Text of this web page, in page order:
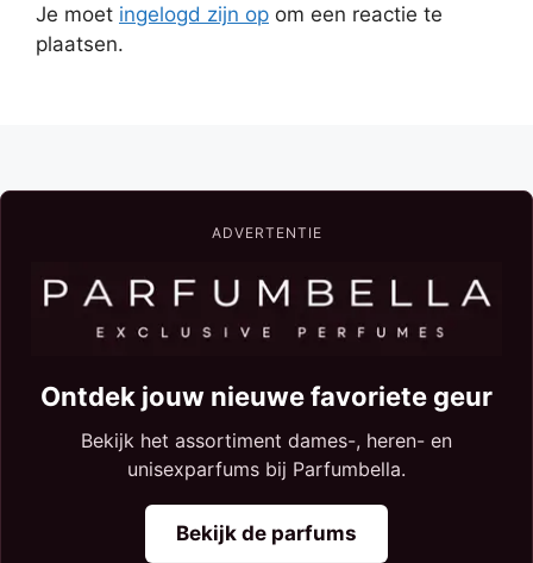
Je moet ingelogd zijn op om een reactie te
plaatsen.
ADVERTENTIE
Ontdek jouw nieuwe favoriete geur
Bekijk het assortiment dames-, heren- en
unisexparfums bij Parfumbella.
Bekijk de parfums